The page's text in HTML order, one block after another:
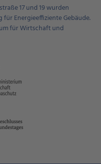
17 und 19 wurden
Energieeffiziente Gebäude.
für Wirtschaft und